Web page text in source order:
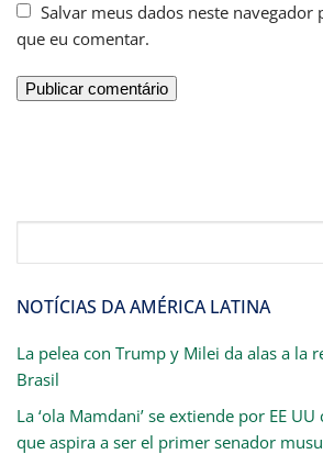
Salvar meus dados neste navegador
que eu comentar.
NOTÍCIAS DA AMÉRICA LATINA
La pelea con Trump y Milei da alas a la
Brasil
La ‘ola Mamdani’ se extiende por EE
que aspira a ser el primer senador